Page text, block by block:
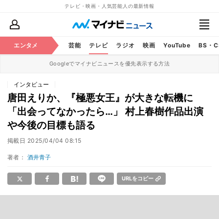
テレビ・映画・人気芸能人の最新情報
エンタメ 芸能 テレビ ラジオ 映画 YouTube BS・
Googleでマイナビニュースを優先表示する方法
インタビュー
唐田えりか、『極悪女王』が大きな転機に
「出会ってなかったら…」 村上春樹作品出演
や今後の目標も語る
掲載日 2025/04/04 08:15
著者： 酒井青子
URLをコピー